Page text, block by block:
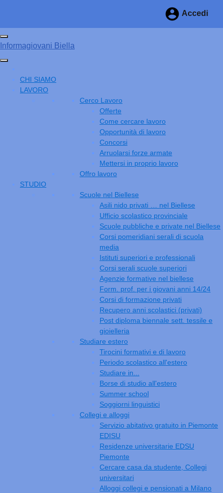
Accedi
Attiva / disattiva la navigazione
Informagiovani Biella
Menu principale
CHI SIAMO
LAVORO
Cerco Lavoro
Offerte
Come cercare lavoro
Opportunità di lavoro
Concorsi
Arruolarsi forze armate
Mettersi in proprio lavoro
Offro lavoro
STUDIO
Scuole nel Biellese
Asili nido privati … nel Biellese
Ufficio scolastico provinciale
Scuole pubbliche e private nel Biellese
Corsi pomeridiani serali di scuola
media
Istituti superiori e professionali
Corsi serali scuole superiori
Agenzie formative nel biellese
Form. prof. per i giovani anni 14/24
Corsi di formazione privati
Recupero anni scolastici (privati)
Post diploma biennale sett. tessile e
gioielleria
Studiare estero
Tirocini formativi e di lavoro
Periodo scolastico all'estero
Studiare in...
Borse di studio all'estero
Summer school
Soggiorni linguistici
Collegi e alloggi
Servizio abitativo gratuito in Piemonte
EDISU
Residenze universitarie EDSU
Piemonte
Cercare casa da studente, Collegi
universitari
Alloggi collegi e pensionati a Milano